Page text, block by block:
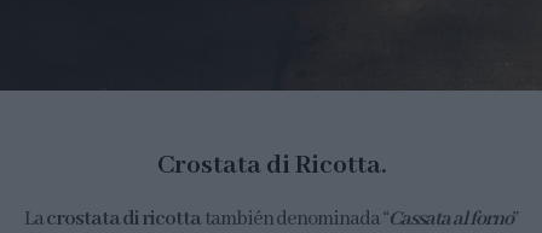
Crostata di Ricotta.
Lacrostata di ricottatambién denominada “Cassata al forno”